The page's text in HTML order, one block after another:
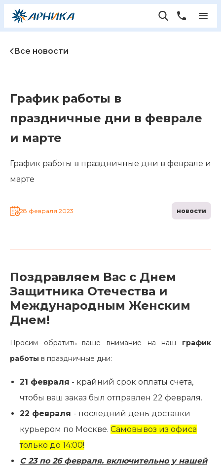
Главная
Каталог
Сотрудничество
Как купить
Контакты
Все новости
График работы в
праздничные дни в феврале
и марте
График работы в праздничные дни в феврале и
марте
28 февраля 2023 новости
Поздравляем Вас с Днем
Защитника Отечества и
Международным Женским
Днем!
Просим обратить ваше внимание на наш график
работы в праздничные дни:
21 февраля - крайний срок оплаты счета,
чтобы ваш заказ был отправлен 22 февраля.
22 февраля - последний день доставки
курьером по Москве. Самовывоз из офиса
только до 14:00!
С 23 по 26 февраля. включительно у нашей